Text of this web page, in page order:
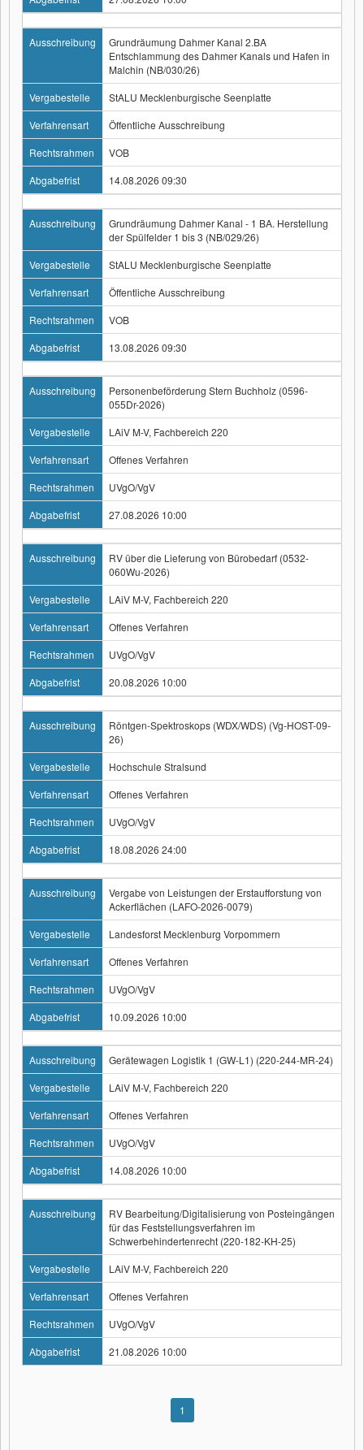
Ausschreibung
Grundräumung Dahmer Kanal 2.BA
Entschlammung des Dahmer Kanals und Hafen in
Malchin (NB/030/26)
Vergabestelle
StALU Mecklenburgische Seenplatte
Verfahrensart
Öffentliche Ausschreibung
Rechtsrahmen
VOB
Abgabefrist
14.08.2026 09:30
Ausschreibung
Grundräumung Dahmer Kanal - 1 BA. Herstellung
der Spülfelder 1 bis 3 (NB/029/26)
Vergabestelle
StALU Mecklenburgische Seenplatte
Verfahrensart
Öffentliche Ausschreibung
Rechtsrahmen
VOB
Abgabefrist
13.08.2026 09:30
Ausschreibung
Personenbeförderung Stern Buchholz (0596-
055Dr-2026)
Vergabestelle
LAiV M-V, Fachbereich 220
Verfahrensart
Offenes Verfahren
Rechtsrahmen
UVgO/VgV
Abgabefrist
27.08.2026 10:00
Ausschreibung
RV über die Lieferung von Bürobedarf (0532-
060Wu-2026)
Vergabestelle
LAiV M-V, Fachbereich 220
Verfahrensart
Offenes Verfahren
Rechtsrahmen
UVgO/VgV
Abgabefrist
20.08.2026 10:00
Ausschreibung
Röntgen-Spektroskops (WDX/WDS) (Vg-HOST-09-
26)
Vergabestelle
Hochschule Stralsund
Verfahrensart
Offenes Verfahren
Rechtsrahmen
UVgO/VgV
Abgabefrist
18.08.2026 24:00
Ausschreibung
Vergabe von Leistungen der Erstaufforstung von
Ackerflächen (LAFO-2026-0079)
Vergabestelle
Landesforst Mecklenburg Vorpommern
Verfahrensart
Offenes Verfahren
Rechtsrahmen
UVgO/VgV
Abgabefrist
10.09.2026 10:00
Ausschreibung
Gerätewagen Logistik 1 (GW-L1) (220-244-MR-24)
Vergabestelle
LAiV M-V, Fachbereich 220
Verfahrensart
Offenes Verfahren
Rechtsrahmen
UVgO/VgV
Abgabefrist
14.08.2026 10:00
Ausschreibung
RV Bearbeitung/Digitalisierung von Posteingängen
für das Feststellungsverfahren im
Schwerbehindertenrecht (220-182-KH-25)
Vergabestelle
LAiV M-V, Fachbereich 220
Verfahrensart
Offenes Verfahren
Rechtsrahmen
UVgO/VgV
Abgabefrist
21.08.2026 10:00
1